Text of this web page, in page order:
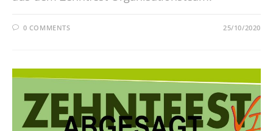
0 COMMENTS 25/10/2020